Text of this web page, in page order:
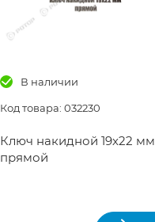
В наличии
Код товара: 032230
Ключ накидной 19х22 мм
прямой